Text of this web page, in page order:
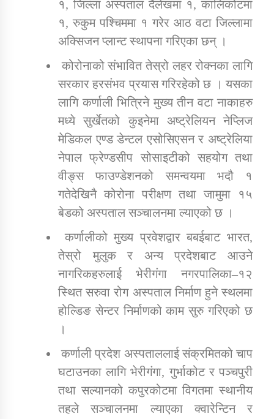
१, जिल्ला अस्पताल दैलेखमा १, कालिकोटमा
१, रुकुम पश्चिममा १ गरेर आठ वटा जिल्लामा
अक्सिजन प्लान्ट स्थापना गरिएका छन् ।
कोरोनाको संभावित तेस्रो लहर रोक्नका लागि
सरकार हरसंभव प्रयास गरिरहेको छ । यसका
लागि कर्णाली भित्रिने मुख्य तीन वटा नाकाहरु
मध्ये सुर्खेतको कुइनेमा अष्ट्रेलियन नेप्लिज
मेडिकल एण्ड डेन्टल एसोसिएसन र अष्ट्रेलिया
नेपाल फ्रेण्डसीप सोसाइटीको सहयोग तथा
वीङ्स फाउण्डेशनको समन्वयमा भदौ १
गतेदेखिनै कोरोना परीक्षण तथा जामुमा १५
बेडको अस्पताल सञ्चालनमा ल्याएको छ ।
कर्णालीको मुख्य प्रवेशद्वार बबईबाट भारत,
तेस्रो मुलुक र अन्य प्रदेशबाट आउने
नागरिकहरुलाई भेरीगंगा नगरपालिका–१२
स्थित सरुवा रोग अस्पताल निर्माण हुने स्थलमा
होल्डिङ सेन्टर निर्माणको काम सुरु गरिएको छ
।
कर्णाली प्रदेश अस्पताललाई संक्रमितको चाप
घटाउनका लागि भेरीगंगा, गुर्भाकोट र पञ्चपुरी
तथा सल्यानको कपुरकोटमा विगतमा स्थानीय
तहले सञ्चालनमा ल्याएका क्वारेन्टिन र